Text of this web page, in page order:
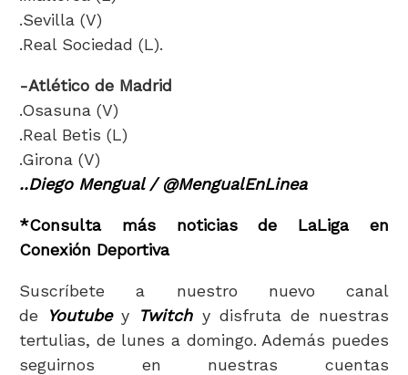
.Sevilla (V)
.Real Sociedad (L).
-Atlético de Madrid
.Osasuna (V)
.Real Betis (L)
.Girona (V)
..Diego Mengual / @MengualEnLinea
*Consulta más noticias de LaLiga en
Conexión Deportiva
Suscríbete a nuestro nuevo canal
de
Youtubey Twitchy disfruta de nuestras
tertulias, de lunes a domingo. Además puedes
seguirnos en nuestras cuentas